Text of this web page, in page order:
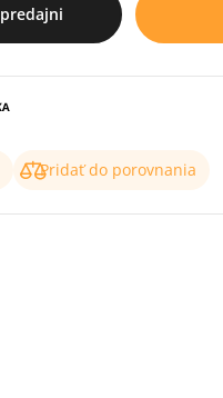
Pridať do porovnania